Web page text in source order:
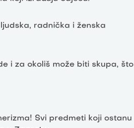
radnička i ženska
i za okoliš može biti skupa, što
Svi predmeti koji ostanu